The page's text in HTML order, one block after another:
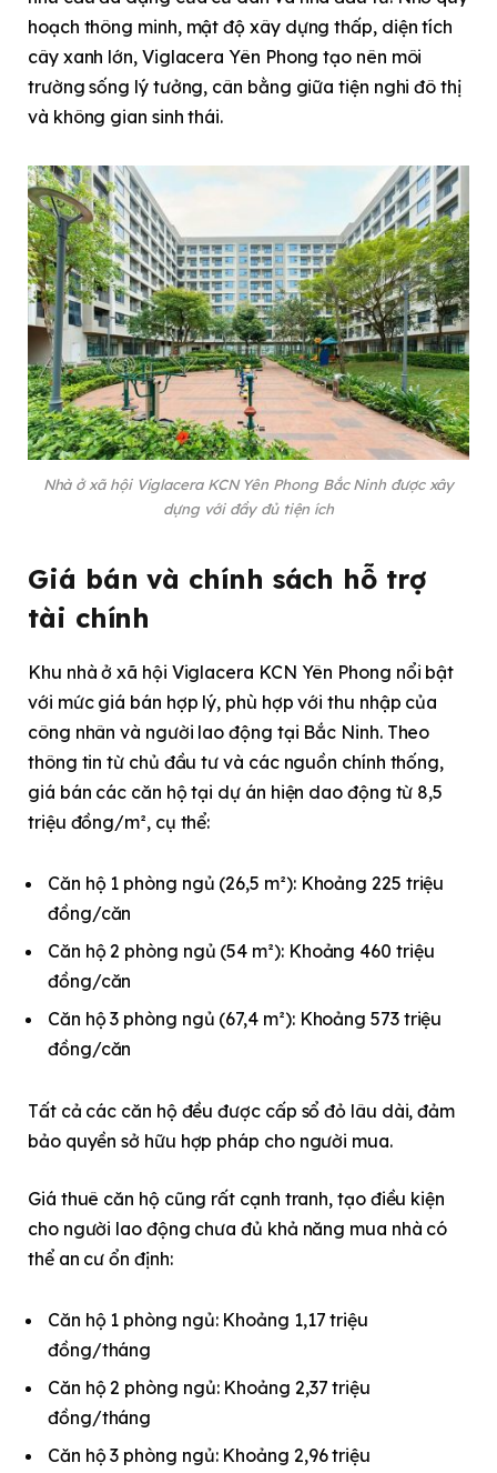
hoạch thông minh, mật độ xây dựng thấp, diện tích
cây xanh lớn, Viglacera Yên Phong tạo nên môi
trường sống lý tưởng, cân bằng giữa tiện nghi đô thị
và không gian sinh thái.
Nhà ở xã hội Viglacera KCN Yên Phong Bắc Ninh được xây
dựng với đầy đủ tiện ích
Giá bán và chính sách hỗ trợ
tài chính
Khu nhà ở xã hội Viglacera KCN Yên Phong nổi bật
với mức giá bán hợp lý, phù hợp với thu nhập của
công nhân và người lao động tại Bắc Ninh. Theo
thông tin từ chủ đầu tư và các nguồn chính thống,
giá bán các căn hộ tại dự án hiện dao động từ 8,5
triệu đồng/m², cụ thể:
Căn hộ 1 phòng ngủ (26,5 m²): Khoảng 225 triệu
đồng/căn
Căn hộ 2 phòng ngủ (54 m²): Khoảng 460 triệu
đồng/căn
Căn hộ 3 phòng ngủ (67,4 m²): Khoảng 573 triệu
đồng/căn
Tất cả các căn hộ đều được cấp sổ đỏ lâu dài, đảm
bảo quyền sở hữu hợp pháp cho người mua.
Giá thuê căn hộ cũng rất cạnh tranh, tạo điều kiện
cho người lao động chưa đủ khả năng mua nhà có
thể an cư ổn định:
Căn hộ 1 phòng ngủ: Khoảng 1,17 triệu
đồng/tháng
Căn hộ 2 phòng ngủ: Khoảng 2,37 triệu
đồng/tháng
Căn hộ 3 phòng ngủ: Khoảng 2,96 triệu